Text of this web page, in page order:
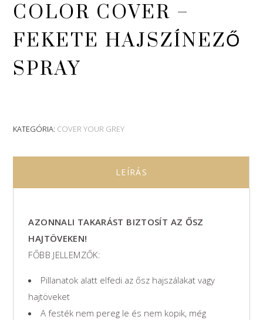
COLOR COVER –
FEKETE HAJSZÍNEZŐ
SPRAY
KATEGÓRIA: COVER YOUR GREY
LEÍRÁS
AZONNALI TAKARÁST BIZTOSÍT AZ ŐSZ
HAJTÖVEKEN!
FŐBB JELLEMZŐK:
Pillanatok alatt elfedi az ősz hajszálakat vagy
hajtöveket
A festék nem pereg le és nem kopik, még